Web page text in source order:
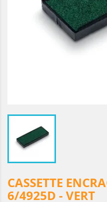
CASSETTE
6/4925D - VERT